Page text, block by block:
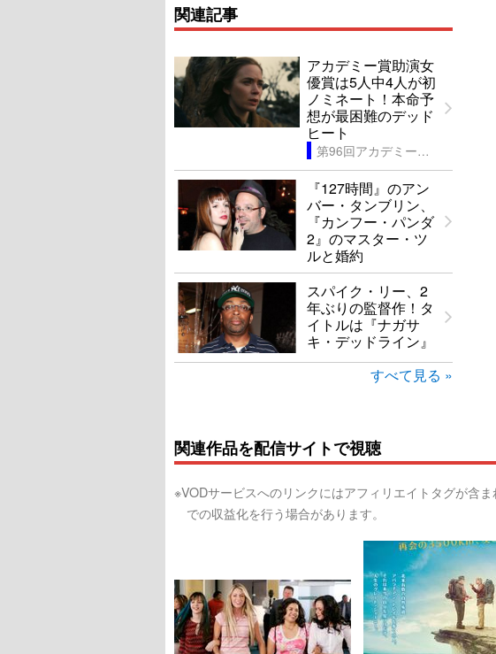
関連記事
アカデミー賞助演女
優賞は5人中4人が初
ノミネート！本命予
想が最困難のデッド
ヒート
第96回アカデミー賞
『127時間』のアン
バー・タンブリン、
『カンフー・パンダ
2』のマスター・ツ
ルと婚約
スパイク・リー、2
年ぶりの監督作！タ
イトルは『ナガサ
キ・デッドライン』
すべて見る »
関連作品を配信サイトで視聴
※VODサービスへのリンクにはアフィリエイトタグが含
での収益化を行う場合があります。